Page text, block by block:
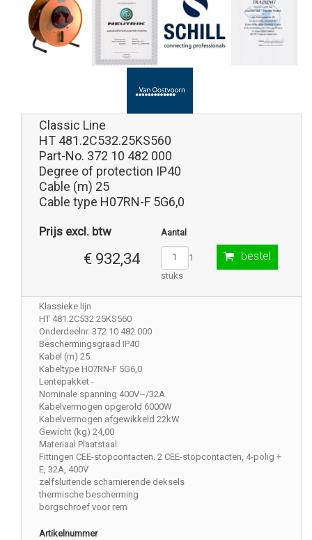
Classic Line
HT 481.2C532.25KS560
Part-No. 372 10 482 000
Degree of protection IP40
Cable (m) 25
Cable type H07RN-F 5G6,0
Prijs excl. btw
€ 932,34
Aantal
1
stuks
bestel
Klassieke lijn
HT 481.2C532.25KS560
Onderdeelnr. 372 10 482 000
Beschermingsgraad IP40
Kabel (m) 25
Kabeltype H07RN-F 5G6,0
Lentepakket -
Nominale spanning 400V~/32A
Kabelvermogen opgerold 6000W
Kabelvermogen afgewikkeld 22kW
Gewicht (kg) 24,00
Materiaal Plaatstaal
Fittingen CEE-stopcontacten. 2 CEE-stopcontacten, 4-polig +
E, 32A, 400V
zelfsluitende scharnierende deksels
thermische bescherming
borgschroef voor rem
Artikelnummer